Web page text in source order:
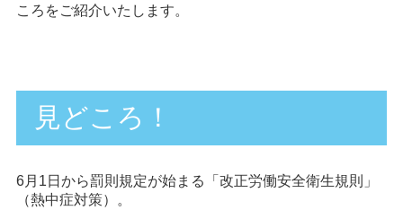
ころをご紹介いたします。
見どころ！
6月1日から罰則規定が始まる「改正労働安全衛生規則」
（熱中症対策）。